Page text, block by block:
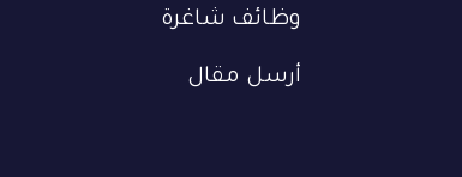
وظائف شاغرة
أرسل مقال